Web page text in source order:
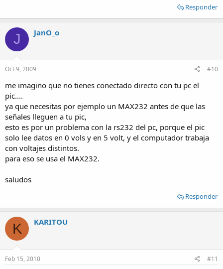
Responder
J JanO_o
Oct 9, 2009 #10
me imagino que no tienes conectado directo con tu pc el
pic....
ya que necesitas por ejemplo un MAX232 antes de que las
señales lleguen a tu pic,
esto es por un problema con la rs232 del pc, porque el pic
solo lee datos en 0 vols y en 5 volt, y el computador trabaja
con voltajes distintos.
para eso se usa el MAX232.
saludos
Responder
K KARITOU
Feb 15, 2010 #11